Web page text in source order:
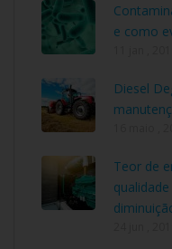
e como
Diesel
Teor de